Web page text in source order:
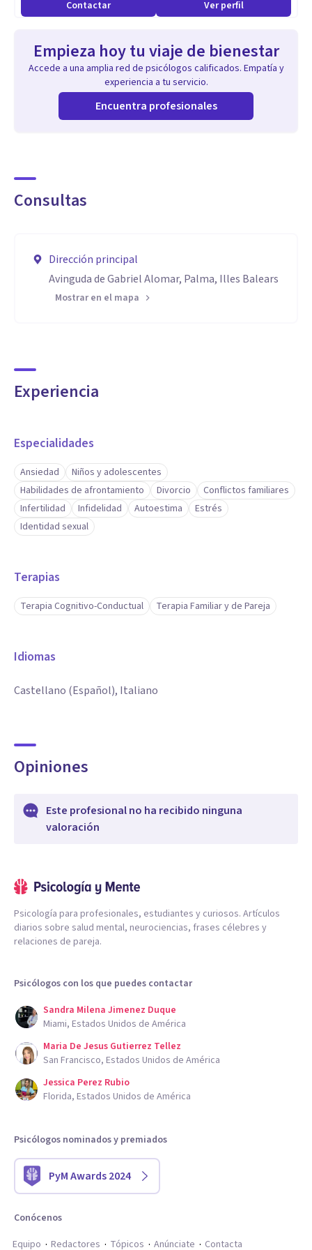
Contactar Ver perfil
Empieza hoy tu viaje de bienestar
Accede a una amplia red de psicólogos calificados. Empatía y
experiencia a tu servicio.
Encuentra profesionales
Consultas
Dirección principal
Avinguda de Gabriel Alomar, Palma, Illes Balears
Mostrar en el mapa
Experiencia
Especialidades
Ansiedad
Niños y adolescentes
Habilidades de afrontamiento
Divorcio
Conflictos familiares
Infertilidad
Infidelidad Autoestima
Estrés
Identidad sexual
Terapias
Terapia Cognitivo-Conductual Terapia Familiar y de Pareja
Idiomas
Castellano (Español), Italiano
Opiniones
Este profesional no ha recibido ninguna
valoración
Psicología para profesionales, estudiantes y curiosos. Artículos
diarios sobre salud mental, neurociencias, frases célebres y
relaciones de pareja.
Psicólogos con los que puedes contactar
Sandra Milena Jimenez Duque
Miami, Estados Unidos de América
Maria De Jesus Gutierrez Tellez
San Francisco, Estados Unidos de América
Jessica Perez Rubio
Florida, Estados Unidos de América
Psicólogos nominados y premiados
PyM Awards 2024
Conócenos
Equipo
Redactores Tópicos Anúnciate Contacta